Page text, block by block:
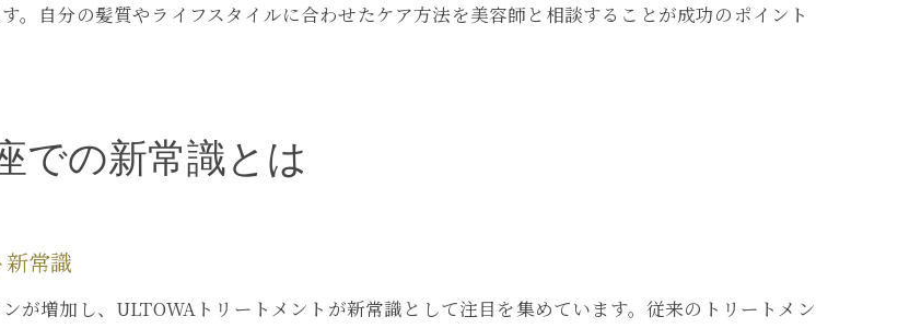
。自分の髪質やライフスタイルに合わせたケア方法を美容師と相談することが成功のポイント
での新常識とは
常識
が増加し、ULTOWAトリートメントが新常識として注目を集めています。従来のトリートメン